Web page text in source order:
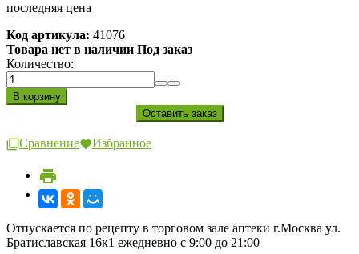
последняя цена
Код артикула: 41076
Товара нет в наличии Под заказ
Количество:
Сравнение Избранное
Отпускается по рецепту в торговом зале аптеки г.Москва ул.
Братиславская 16к1 ежедневно с 9:00 до 21:00